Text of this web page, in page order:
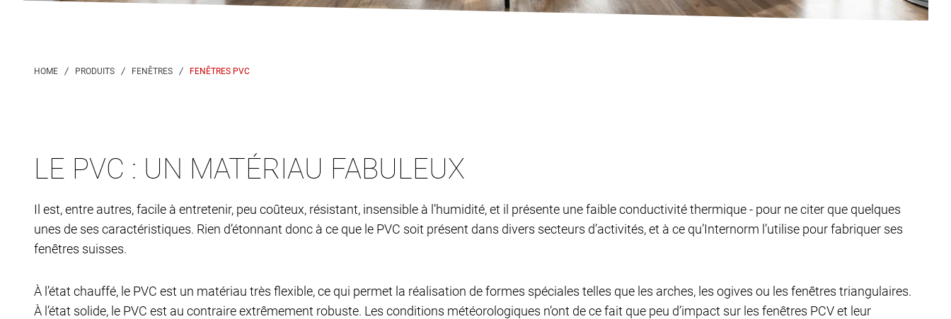
FENÊTRES PVC
LE PVC : UN MATÉRIAU FABULEUX
Il est, entre autres, facile à entretenir, peu coûteux, résistant, insensible à l’humidité, et il présente une faible conductivité thermique - pour ne citer que quelques
unes de ses caractéristiques. Rien d’étonnant donc à ce que le PVC soit présent dans divers secteurs d’activités, et à ce qu’Internorm l’utilise pour fabriquer ses
fenêtres suisses.
À l’état chauffé, le PVC est un matériau très flexible, ce qui permet la réalisation de formes spéciales telles que les arches, les ogives ou les fenêtres triangulaires.
À l’état solide, le PVC est au contraire extrêmement robuste. Les conditions météorologiques n’ont de ce fait que peu d’impact sur les fenêtres PCV et leur